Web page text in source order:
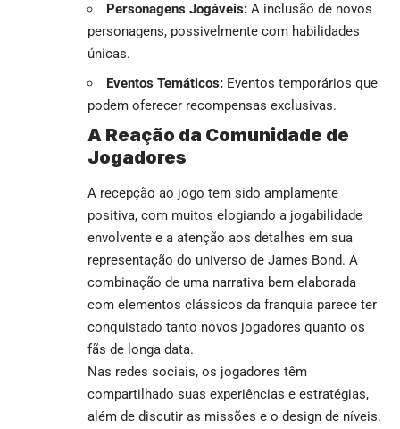
Personagens Jogáveis: A inclusão de novos
personagens, possivelmente com habilidades
únicas.
Eventos Temáticos: Eventos temporários que
podem oferecer recompensas exclusivas.
A Reação da Comunidade de
Jogadores
A recepção ao jogo tem sido amplamente
positiva, com muitos elogiando a jogabilidade
envolvente e a atenção aos detalhes em sua
representação do universo de James Bond. A
combinação de uma narrativa bem elaborada
com elementos clássicos da franquia parece ter
conquistado tanto novos jogadores quanto os
fãs de longa data.
Nas redes sociais, os jogadores têm
compartilhado suas experiências e estratégias,
além de discutir as missões e o design de níveis.